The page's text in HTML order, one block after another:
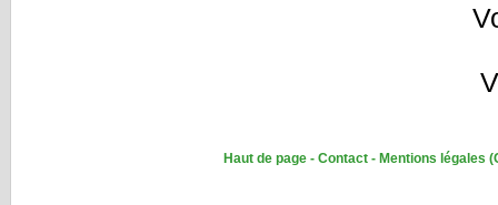
Haut de page -Contact -Mentions légales